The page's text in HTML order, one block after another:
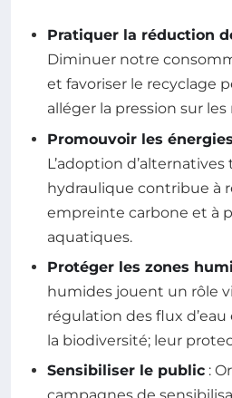
Pratiquer la réduction
Diminuer notre
et favoriser le recyclage
alléger la pression sur
Promouvoir les
L’adoption
hydraulique contribue à
empreinte carbone et à
aquatiques.
Protéger les zones
humides jouent un rôle
régulation des flux
la biodiversité; leur
Sensibiliser le public :